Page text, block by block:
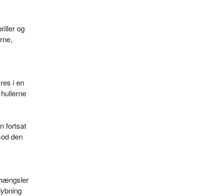
og
i en
fortsat
den